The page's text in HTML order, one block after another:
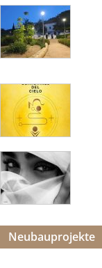
Neubauprojekte